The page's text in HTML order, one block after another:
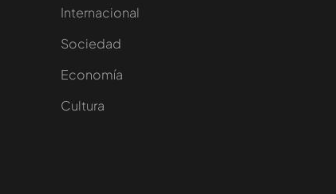
Internacional
Sociedad
Economía
Cultura